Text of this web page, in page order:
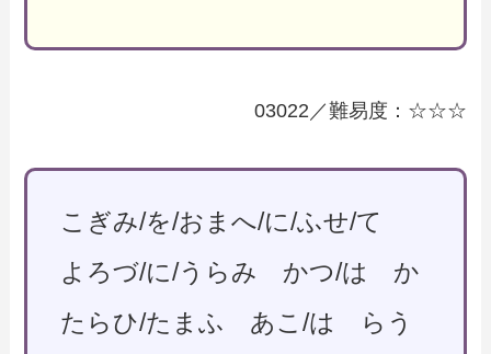
03022／難易度：☆☆☆
こぎみ/を/おまへ/に/ふせ/て
よろづ/に/うらみ かつ/は か
たらひ/たまふ あこ/は らう